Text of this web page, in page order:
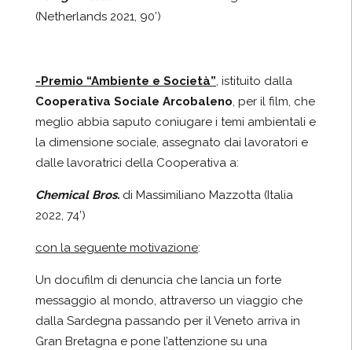
(Netherlands 2021, 90’)
-Premio “Ambiente e Società”, istituito dalla
Cooperativa Sociale Arcobaleno, per il film, che
meglio abbia saputo coniugare i temi ambientali e
la dimensione sociale, assegnato dai lavoratori e
dalle lavoratrici della Cooperativa a:
Chemical Bros. di Massimiliano Mazzotta (Italia
2022, 74’)
con la seguente motivazione:
Un docufilm di denuncia che lancia un forte
messaggio al mondo, attraverso un viaggio che
dalla Sardegna passando per il Veneto arriva in
Gran Bretagna e pone l’attenzione su una